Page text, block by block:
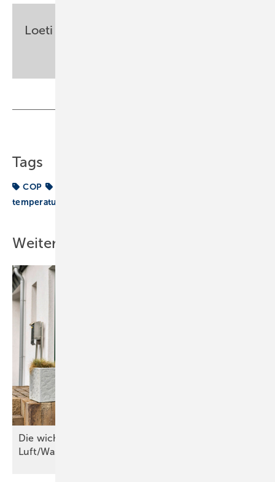
Loeti
Tags
COP
temperatur
Weitere Inhalte
Die wichtigsten Kriterien für
Luft/Wasser-Wärmepumpen